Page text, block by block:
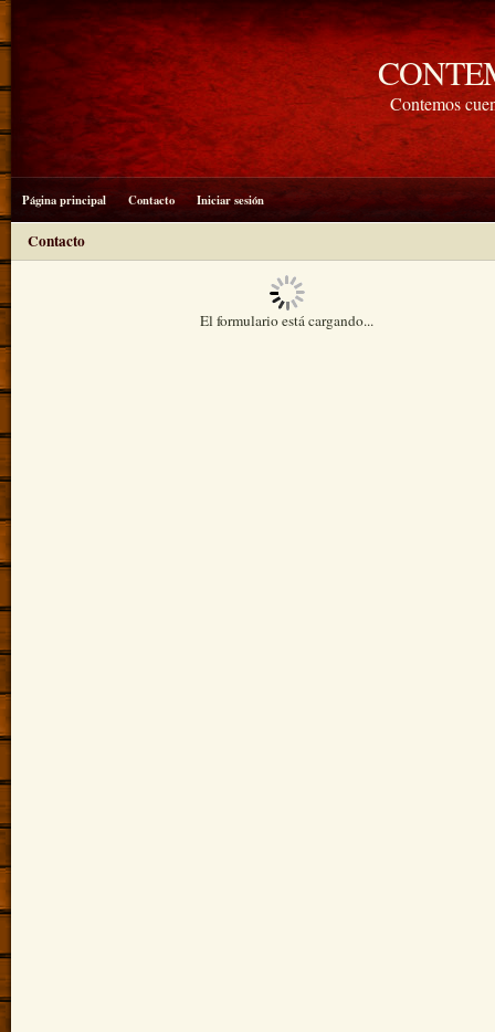
Contemos
Página principal Contacto Iniciar sesión
Contacto
El formulario está cargando...